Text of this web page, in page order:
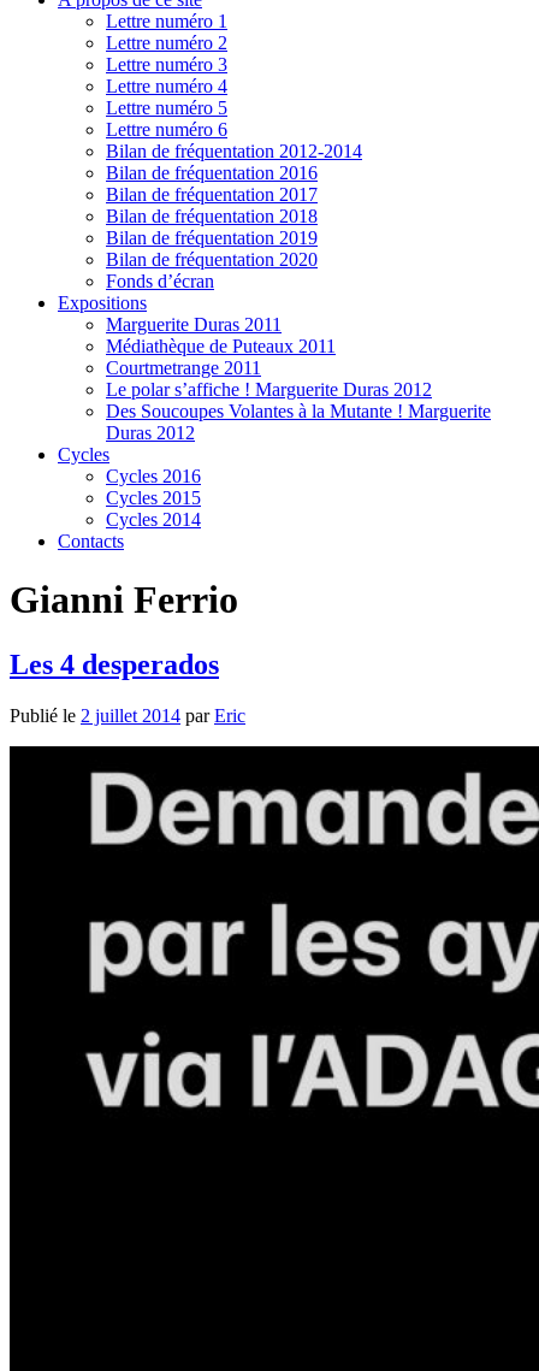
Lettre numéro 1
Lettre numéro 2
Lettre numéro 3
Lettre numéro 4
Lettre numéro 5
Lettre numéro 6
Bilan de fréquentation 2012-2014
Bilan de fréquentation 2016
Bilan de fréquentation 2017
Bilan de fréquentation 2018
Bilan de fréquentation 2019
Bilan de fréquentation 2020
Fonds d’écran
Expositions
Marguerite Duras 2011
Médiathèque de Puteaux 2011
Courtmetrange 2011
Le polar s’affiche ! Marguerite Duras 2012
Des Soucoupes Volantes à la Mutante ! Marguerite
Duras 2012
Cycles
Cycles 2016
Cycles 2015
Cycles 2014
Contacts
Gianni Ferrio
Les 4 desperados
Publié le 2 juillet 2014 parEric